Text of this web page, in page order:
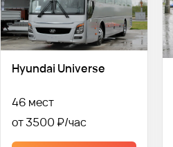
Hyundai Universe
46 мест
от 3500 ₽